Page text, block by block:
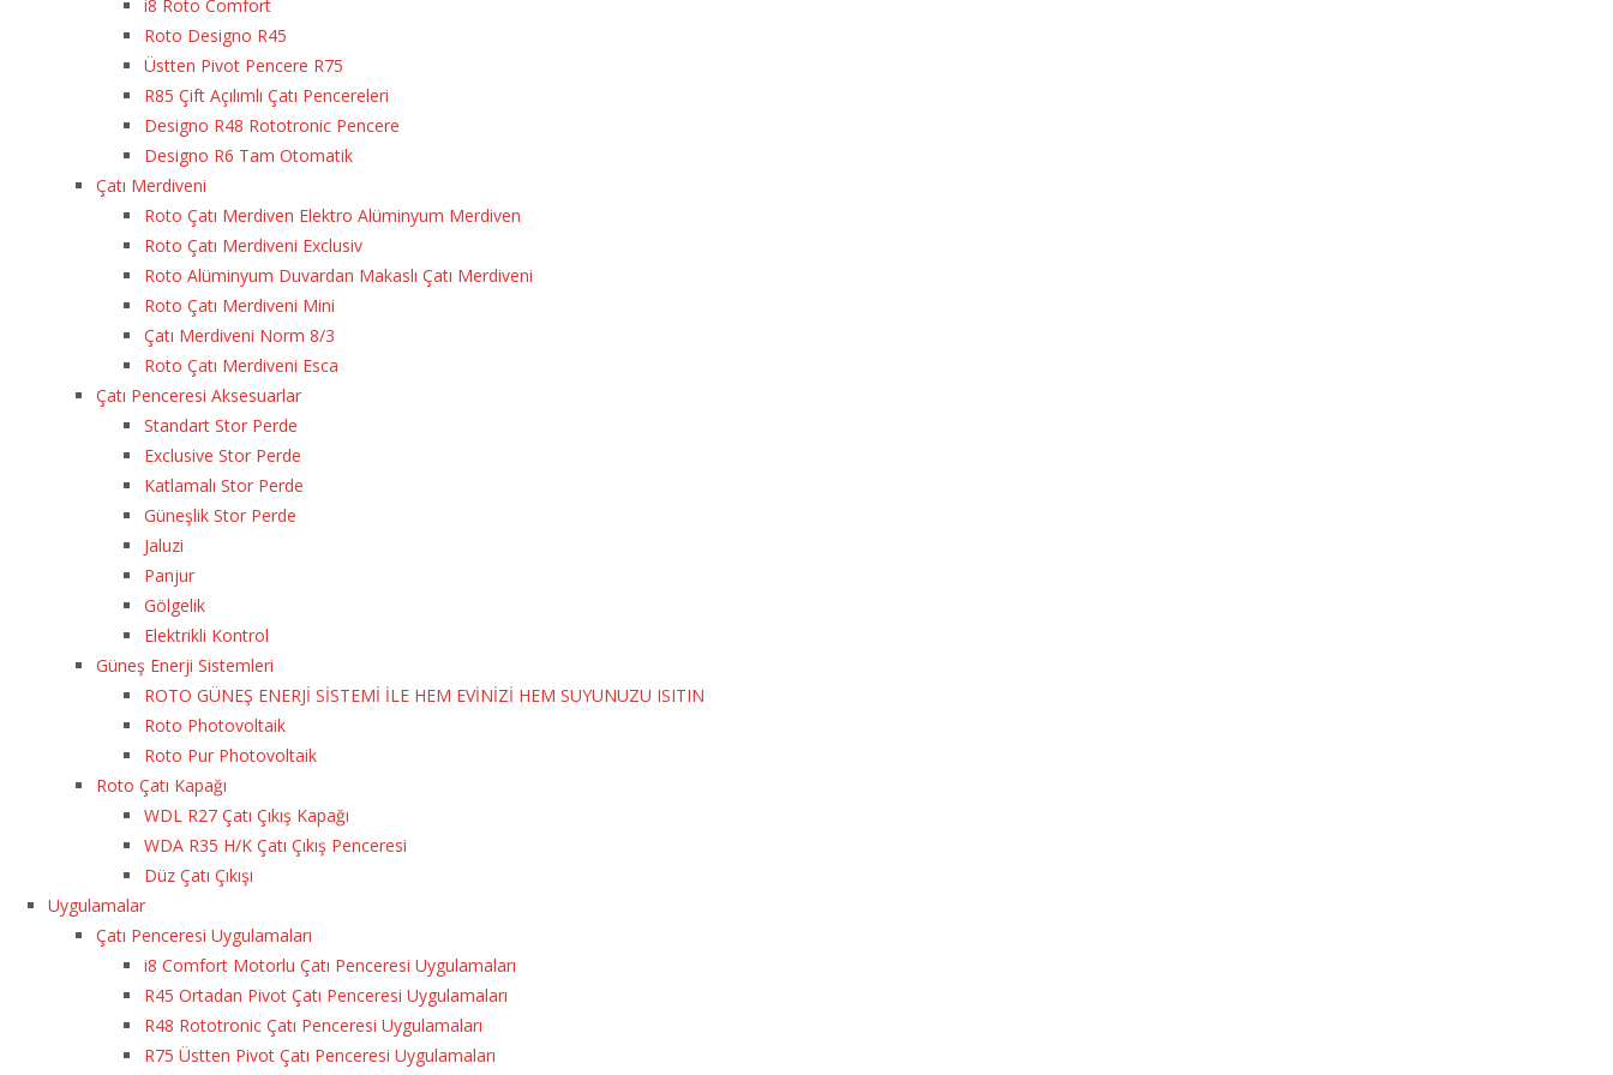
i8 Roto Comfort
Roto Designo R45
Üstten Pivot Pencere R75
R85 Çift Açılımlı Çatı Pencereleri
Designo R48 Rototronic Pencere
Designo R6 Tam Otomatik
Çatı Merdiveni
Roto Çatı Merdiven Elektro Alüminyum Merdiven
Roto Çatı Merdiveni Exclusiv
Roto Alüminyum Duvardan Makaslı Çatı Merdiveni
Roto Çatı Merdiveni Mini
Çatı Merdiveni Norm 8/3
Roto Çatı Merdiveni Esca
Çatı Penceresi Aksesuarlar
Standart Stor Perde
Exclusive Stor Perde
Katlamalı Stor Perde
Güneşlik Stor Perde
Jaluzi
Panjur
Gölgelik
Elektrikli Kontrol
Güneş Enerji Sistemleri
ROTO GÜNEŞ ENERJİ SİSTEMİ İLE HEM EVİNİZİ HEM SUYUNUZU ISITIN
Roto Photovoltaik
Roto Pur Photovoltaik
Roto Çatı Kapağı
WDL R27 Çatı Çıkış Kapağı
WDA R35 H/K Çatı Çıkış Penceresi
Düz Çatı Çıkışı
Uygulamalar
Çatı Penceresi Uygulamaları
i8 Comfort Motorlu Çatı Penceresi Uygulamaları
R45 Ortadan Pivot Çatı Penceresi Uygulamaları
R48 Rototronic Çatı Penceresi Uygulamaları
R75 Üstten Pivot Çatı Penceresi Uygulamaları